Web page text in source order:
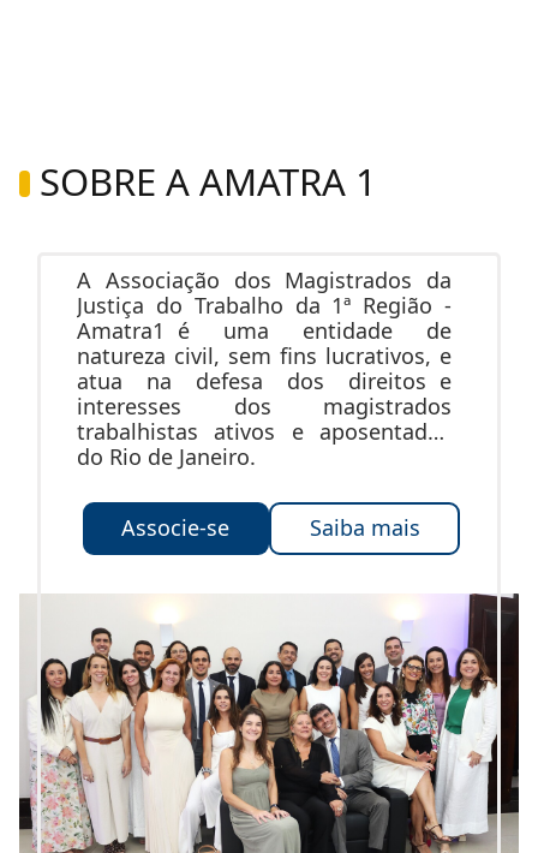
SOBRE A AMATRA 1
A Associação dos Magistrados da
Justiça do Trabalho da 1ª Região -
Amatra1 é uma entidade de
natureza civil, sem fins lucrativos, e
atua na defesa dos direitos e
interesses dos magistrados
trabalhistas ativos e aposentados
do Rio de Janeiro.
Associe-se Saiba mais